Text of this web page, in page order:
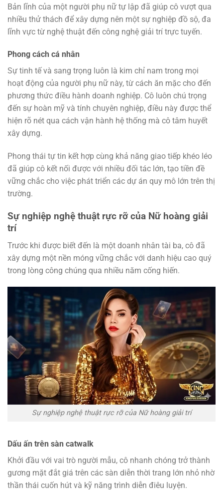
Bản lĩnh của một người phụ nữ tự lập đã giúp cô vượt qua
nhiều thử thách để xây dựng nên một sự nghiệp đồ sộ, đa
lĩnh vực từ nghệ thuật đến công nghệ giải trí trực tuyến.
Phong cách cá nhân
Sự tinh tế và sang trọng luôn là kim chỉ nam trong mọi
hoạt động của người phụ nữ này, từ cách ăn mặc cho đến
phương thức điều hành doanh nghiệp. Cô luôn chú trọng
đến sự hoàn mỹ và tính chuyên nghiệp, điều này được thể
hiện rõ nét qua cách vận hành hệ thống mà cô tâm huyết
xây dựng.
Phong thái tự tin kết hợp cùng khả năng giao tiếp khéo léo
đã giúp cô kết nối được với nhiều đối tác lớn, tạo tiền đề
vững chắc cho việc phát triển các dự án quy mô lớn trên thị
trường.
Sự nghiệp nghệ thuật rực rỡ của Nữ hoàng giải
trí
Trước khi được biết đến là một doanh nhân tài ba, cô đã
xây dựng một nền móng vững chắc với danh hiệu cao quý
trong lòng công chúng qua nhiều năm cống hiến.
Sự nghiệp nghệ thuật rực rỡ của Nữ hoàng giải trí
Dấu ấn trên sàn catwalk
Khởi đầu với vai trò người mẫu, cô nhanh chóng trở thành
gương mặt đắt giá trên các sàn diễn thời trang lớn nhỏ nhờ
thần thái cuốn hút và kỹ năng trình diễn điêu luyện.